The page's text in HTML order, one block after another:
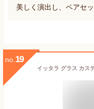
美しく演出し、ペアセ
no. 19